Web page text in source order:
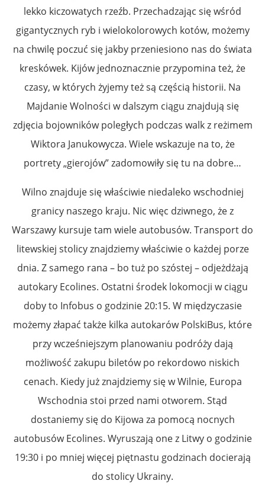
lekko kiczowatych rzeźb. Przechadzając się wśród
gigantycznych ryb i wielokolorowych kotów, możemy
na chwilę poczuć się jakby przeniesiono nas do świata
kreskówek. Kijów jednoznacznie przypomina też, że
czasy, w których żyjemy też są częścią historii. Na
Majdanie Wolności w dalszym ciągu znajdują się
zdjęcia bojowników poległych podczas walk z reżimem
Wiktora Janukowycza. Wiele wskazuje na to, że
portrety „gierojów” zadomowiły się tu na dobre…
Wilno znajduje się właściwie niedaleko wschodniej
granicy naszego kraju. Nic więc dziwnego, że z
Warszawy kursuje tam wiele autobusów. Transport do
litewskiej stolicy znajdziemy właściwie o każdej porze
dnia. Z samego rana – bo tuż po szóstej – odjeżdżają
autokary Ecolines. Ostatni środek lokomocji w ciągu
doby to Infobus o godzinie 20:15. W międzyczasie
możemy złapać także kilka autokarów PolskiBus, które
przy wcześniejszym planowaniu podróży dają
możliwość zakupu biletów po rekordowo niskich
cenach. Kiedy już znajdziemy się w Wilnie, Europa
Wschodnia stoi przed nami otworem. Stąd
dostaniemy się do Kijowa za pomocą nocnych
autobusów Ecolines. Wyruszają one z Litwy o godzinie
19:30 i po mniej więcej piętnastu godzinach docierają
do stolicy Ukrainy.